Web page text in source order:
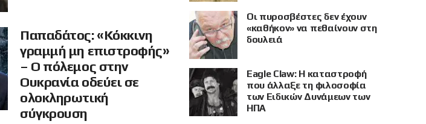
Παπαδάτος: «Κόκκινη
γραμμή μη επιστροφής»
– Ο πόλεμος στην
Ουκρανία οδεύει σε
ολοκληρωτική
σύγκρουση
Οι πυροσβέστες δεν έχουν
«καθήκον» να πεθαίνουν στη
δουλειά
Eagle Claw: Η καταστροφή
που άλλαξε τη φιλοσοφία
των Ειδικών Δυνάμεων των
ΗΠΑ